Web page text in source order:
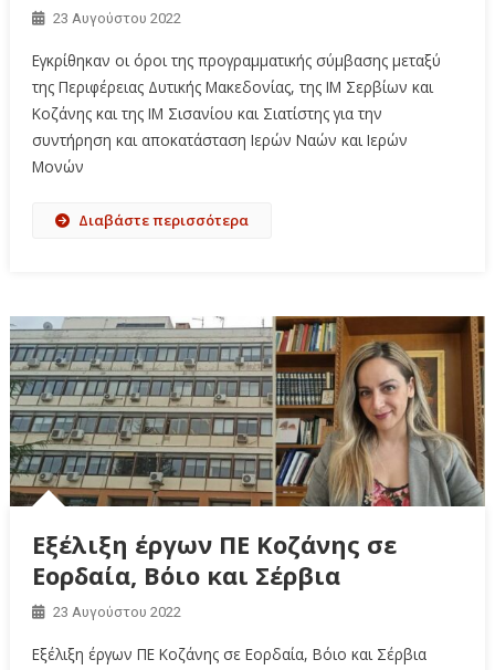
23 Αυγούστου 2022
Εγκρίθηκαν οι όροι της προγραμματικής σύμβασης μεταξύ
της Περιφέρειας Δυτικής Μακεδονίας, της ΙΜ Σερβίων και
Κοζάνης και της ΙΜ Σισανίου και Σιατίστης για την
συντήρηση και αποκατάσταση Ιερών Ναών και Ιερών
Μονών
Διαβάστε περισσότερα
Εξέλιξη έργων ΠΕ Κοζάνης σε
Εορδαία, Βόιο και Σέρβια
23 Αυγούστου 2022
Εξέλιξη έργων ΠΕ Κοζάνης σε Εορδαία, Βόιο και Σέρβια